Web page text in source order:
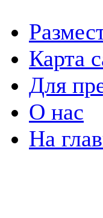
Карта
Для
О нас
На